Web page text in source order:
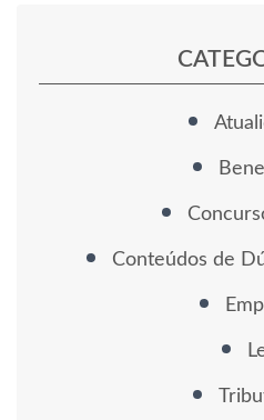
Conteúdos de